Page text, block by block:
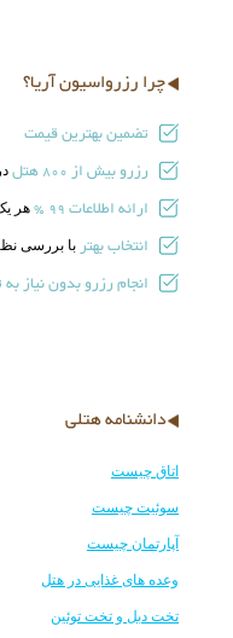
چرا رزرواسیون آریا؟
تضمین بهترین قیمت
رزرو بیش از 800 هتل
ارائه اطلاعات 99 % هر
انتخاب بهتر با بررسی
انجام رزرو بدون نیاز
دانشنامه هتلی
اتاق چیست
سوئیت چیست
آپارتمان چیست
وعده های غذایی در هتل
تخت دبل و تخت توئین